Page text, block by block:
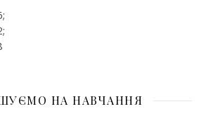
НА НАВЧАННЯ